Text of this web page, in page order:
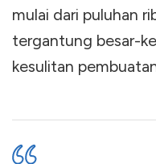
mulai dari puluhan
tergantung besar-
kesulitan